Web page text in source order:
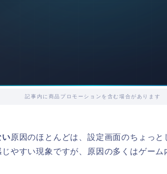
記事内に商品プロモーションを含む場合があります
い原因のほとんどは、設定画面のちょっ
やすい現象ですが、原因の多くはゲー